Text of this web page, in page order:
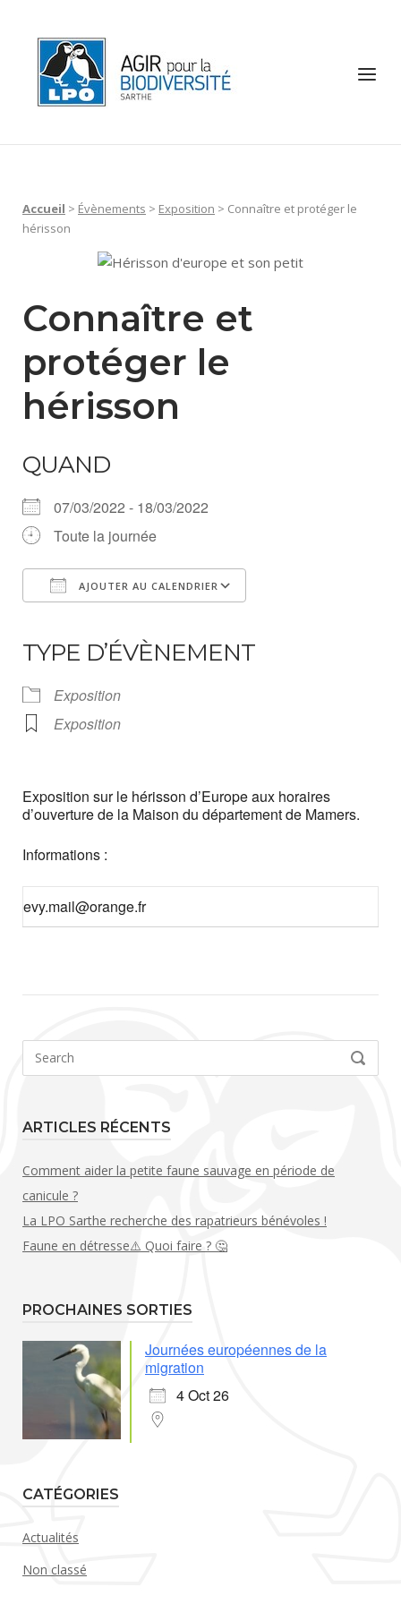
content
Menu
Accueil > Évènements > Exposition > Connaître et protéger le
hérisson
Connaître et
protéger le
hérisson
QUAND
07/03/2022 - 18/03/2022
Toute la journée
AJOUTER AU CALENDRIER
TYPE D’ÉVÈNEMENT
Exposition
Exposition
Exposition sur le hérisson d’Europe aux horaires
d’ouverture de la Maison du département de Mamers.
Informations :
evy.mail@orange.fr
SEARCH
ARTICLES RÉCENTS
Comment aider la petite faune sauvage en période de
canicule ?
La LPO Sarthe recherche des rapatrieurs bénévoles !
Faune en détresse⚠️ Quoi faire ? 🤔
PROCHAINES SORTIES
Journées européennes de la
migration
4 Oct 26
CATÉGORIES
Actualités
Non classé